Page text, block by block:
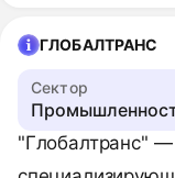
ГЛОБАЛТРАНС
Сектор
"Глобалтранс" —